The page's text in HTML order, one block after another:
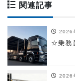
関連記事
2026
☆乗務
2026